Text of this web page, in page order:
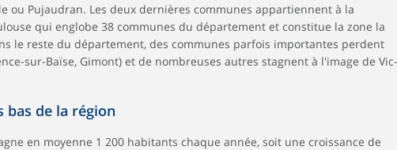
ou Pujaudran. Les deux dernières communes appartiennent à la
qui englobe 38 communes du département et constitue la zone la
le reste du département, des communes parfois importantes perdent
sur-Baïse, Gimont) et de nombreuses autres stagnent à l'image de Vic-
bas de la région
en moyenne 1 200 habitants chaque année, soit une croissance de